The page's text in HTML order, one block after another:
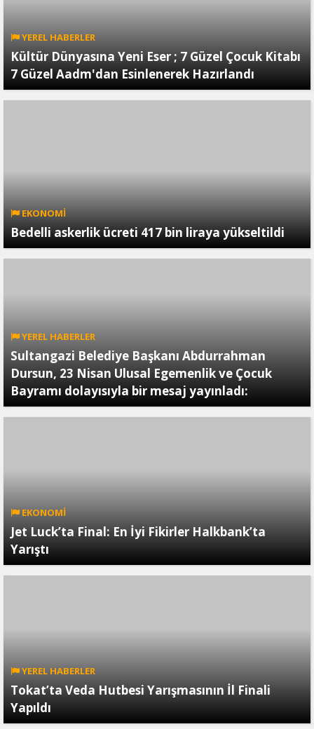
YEREL HABERLER
Kültür Dünyasına Yeni Eser ; 7 Güzel Çocuk Kitabı
7 Güzel Aadm'dan Esinlenerek Hazırlandı
EKONOMİ
Bedelli askerlik ücreti 417 bin liraya yükseltildi
YEREL HABERLER
Sultangazi Belediye Başkanı Abdurrahman
Dursun, 23 Nisan Ulusal Egemenlik ve Çocuk
Bayramı dolayısıyla bir mesaj yayınladı:
EKONOMİ
Jet Luck’ta Final: En İyi Fikirler Halkbank’ta
Yarıştı
YEREL HABERLER
Tokat’ta Veda Hutbesi Yarışmasının İl Finali
Yapıldı